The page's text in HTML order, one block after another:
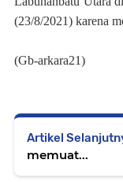
(23/8/2021) karena
(Gb-arkara21)
Artikel
memuat...